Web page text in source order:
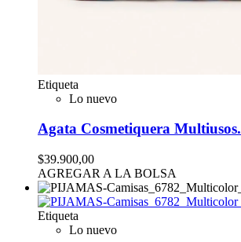
Etiqueta
Lo nuevo
Agata Cosmetiquera Multiusos.
$39.900,00
AGREGAR A LA BOLSA
Etiqueta
Lo nuevo